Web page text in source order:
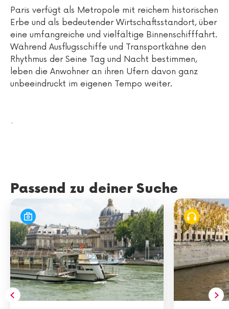
Paris verfügt als Metropole mit reichem historischen
Erbe und als bedeutender Wirtschaftsstandort, über
eine umfangreiche und vielfältige Binnenschifffahrt.
Während Ausflugsschiffe und Transportkähne den
Rhythmus der Seine Tag und Nacht bestimmen,
leben die Anwohner an ihren Ufern davon ganz
unbeeindruckt im eigenen Tempo weiter.
.
Passend zu deiner Suche